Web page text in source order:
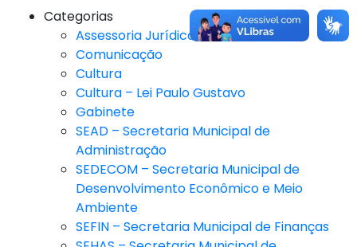
Categorias
Assessoria Jurídica
Comunicação
Cultura
Cultura – Lei Paulo Gustavo
Gabinete
SEAD – Secretaria Municipal de
Administração
SEDECOM – Secretaria Municipal de
Desenvolvimento Econômico e Meio
Ambiente
SEFIN – Secretaria Municipal de Finanças